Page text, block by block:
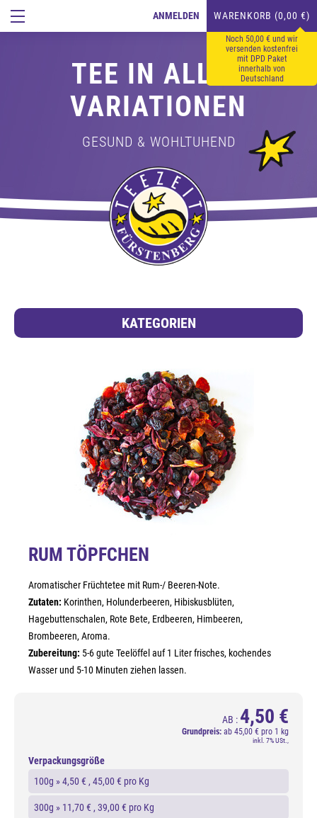
ANMELDEN WARENKORB (0,00 €)
Noch 50,00 € und wir
versenden kostenfrei
mit DPD Paket
innerhalb von
Deutschland
TEE IN ALLEN
VARIATIONEN
GESUND & WOHLTUHEND
KATEGORIEN
RUM TÖPFCHEN
Aromatischer Früchtetee mit Rum-/ Beeren-Note.
Zutaten: Korinthen, Holunderbeeren, Hibiskusblüten,
Hagebuttenschalen, Rote Bete, Erdbeeren, Himbeeren,
Brombeeren, Aroma.
Zubereitung: 5-6 gute Teelöffel auf 1 Liter frisches, kochendes
Wasser und 5-10 Minuten ziehen lassen.
AB : 4,50 €
Grundpreis: ab 45,00 € pro 1 kg
inkl. 7% USt.,
Verpackungsgröße
100g »4,50 € , 45,00 € pro Kg
300g » 11,70 € , 39,00 € pro Kg